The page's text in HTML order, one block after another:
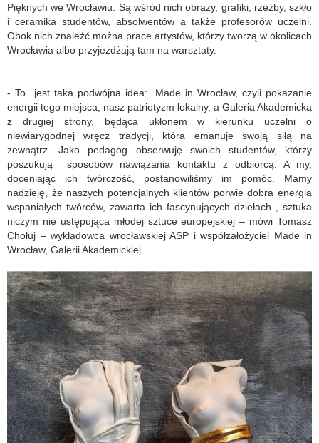
Pięknych we Wrocławiu. Są wśród nich obrazy, grafiki, rzeźby, szkło
i ceramika studentów, absolwentów a także profesorów uczelni.
Obok nich znaleźć można prace artystów, którzy tworzą w okolicach
Wrocławia albo przyjeżdżają tam na warsztaty.
- To jest taka podwójna idea: Made in Wrocław, czyli pokazanie
energii tego miejsca, nasz patriotyzm lokalny, a Galeria Akademicka
z drugiej strony, będąca ukłonem w kierunku uczelni o
niewiarygodnej wręcz tradycji, która emanuje swoją siłą na
zewnątrz. Jako pedagog obserwuję swoich studentów, którzy
poszukują sposobów nawiązania kontaktu z odbiorcą. A my,
doceniając ich twórczość, postanowiliśmy im pomóc. Mamy
nadzieję, że naszych potencjalnych klientów porwie dobra energia
wspaniałych twórców, zawarta ich fascynujących dziełach , sztuka
niczym nie ustępująca młodej sztuce europejskiej – mówi Tomasz
Chołuj – wykładowca wrocławskiej ASP i współzałożyciel Made in
Wrocław, Galerii Akademickiej.